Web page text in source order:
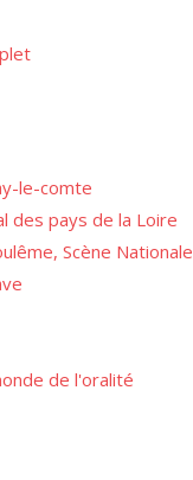
le-comte
des pays de la Loire
Scène Nationale
de l'oralité